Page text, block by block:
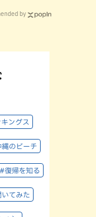
by
ングス
のビーチ
#復帰を知る
てみた